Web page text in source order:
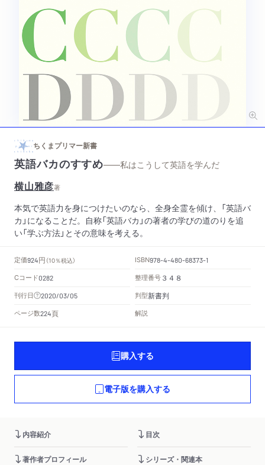
ちくまプリマー新書
英語バカのすすめ——私はこうして英語を学んだ
横山雅彦著
本気で英語力を身につけたいのなら、全身全霊を傾け、「英語バ
カ」になることだ。自称「英語バカ」の著者の学びの道のりを追
い「学ぶ方法」とその意味を考える。
定価924円 （10％税込） ISBN978-4-480-68373-1
Cコード0282 整理番号 ３４８
刊行日 2020/03/05 判型新書判
ページ数224頁 解説
購入する
電子版を購入する
内容紹介 目次
著作者プロフィール シリーズ・関連本